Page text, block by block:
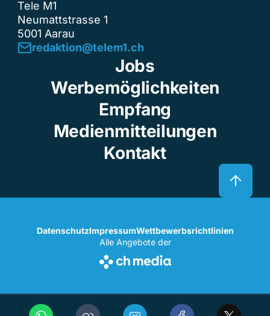
Tele M1
Neumattstrasse 1
5001 Aarau
redaktion@telem1.ch
Jobs
Werbemöglichkeiten
Empfang
Medienmitteilungen
Kontakt
DatenschutzImpressumWettbewerbsrichtlinien
Alle Angebote der